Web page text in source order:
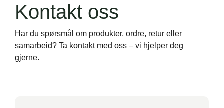
Kontakt oss
Har du spørsmål om produkter, ordre, retur eller
samarbeid? Ta kontakt med oss – vi hjelper deg
gjerne.